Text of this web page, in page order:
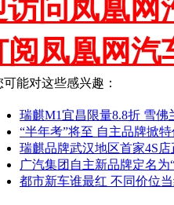
访问凤凰网
阅凤凰网汽
可能对这些感兴趣：
瑞麒M1宜昌限量8.8折 雪佛
“半年考”将至 自主品牌掀
瑞麒品牌武汉地区首家4S
广汽集团自主新品牌定名为
都市新车谁最红 不同价位